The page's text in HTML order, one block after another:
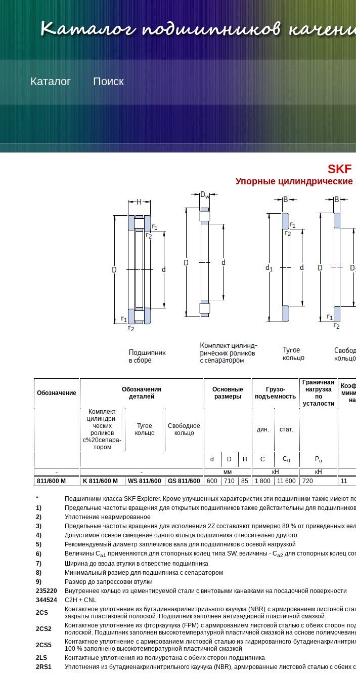
Каталог Поиск
SKF
Упорные
Обозначение
Обозначения
деталей
Основные
размеры
Грузо-
подъемность
Граничная
нагрузка
по
усталости
Комплект
цилиндри-
ческих
роликов
с%20сепара-
тором
Тугое
кольцо
Свободное
кольцо
дин. стат.
d D H C C0 Pu
-
- мм кН кН
811/600 M
K 811/600 M WS 811/600 GS 811/600 600 710 85 1 800 11 600 720 11
*
Подшипники класса SKF Explorer. Кроме улучшенных характеристик эти подшипники также имеют
1)
Предельные частоты вращения для открытых подшипников также действительны для
2)
Уплотнение неармированное
3)
Предельные частоты вращения для исполнения 2Z составляют примерно 80 % от приведенных
4)
Допустимое осевое смещение одного кольца подшипника относительно другого
5)
Рекомендуемый диаметр заплечиков вала для подшипников с осевой нагрузкой
6)
Величины Ca1 применяются для стопорных колец типа SW, величины - Ca2 для стопорных колец
7)
Ширина до ввода втулки в отверстие подшипника
8)
Минимальный размер для подшипника с сепаратором
9)
Размер до запрессовки втулки
235220
Внутреннее кольцо из цементируемой стали с винтовыми канавками на посадочной поверхности
344524
C2H + CNL
2CS
Контактное уплотнение из бутадиенакрилнитрильного каучука (NBR) с армированием листовой
закрыты пластиковой полоской. Подшипник заполнен антизадирной пластичной смазкой
2CS2
Контактное уплотнение из фторкаучука (FPM) с армированием листовой сталью с обеих сторон
полоской. Подшипник заполнен высокотемпературной пластичной смазкой на основе
2CS5
Контактное уплотнение с армированием листовой сталью из гидрированного
100 % заполнено высокотемпературной пластичной смазкой
2LS
Контактные уплотнения из полиуретана с обеих сторон подшипника
2RS1
Уплотнения из бутадиенакрилнитрильного каучука (NBR), армированные листовой сталью с обеих